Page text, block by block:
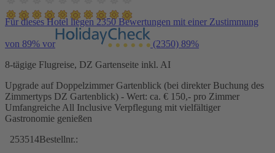
Für dieses Hotel liegen 2350 Bewertungen mit einer Zustimmung
von 89% vor (2350) 89%
8-tägige Flugreise, DZ Gartenseite inkl. AI
Upgrade auf Doppelzimmer Gartenblick (bei direkter Buchung des
Zimmertyps DZ Gartenblick) - Wert: ca. € 150,- pro Zimmer
Umfangreiche All Inclusive Verpflegung mit vielfältiger
Gastronomie genießen
253514Bestellnr.: